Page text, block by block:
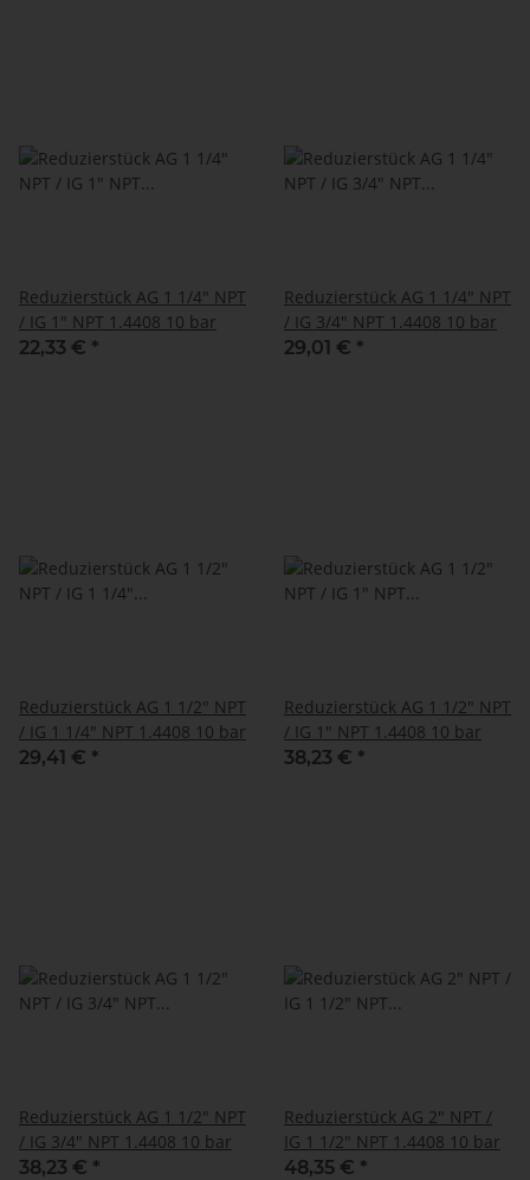
Reduzierstück AG 1 1/4" NPT
/ IG 1" NPT 1.4408 10 bar
22,33 € *
Reduzierstück AG 1 1/4" NPT
/ IG 3/4" NPT 1.4408 10 bar
29,01 € *
Reduzierstück AG 1 1/2" NPT
/ IG 1 1/4" NPT 1.4408 10 bar
29,41 € *
Reduzierstück AG 1 1/2" NPT
/ IG 1" NPT 1.4408 10 bar
38,23 € *
Reduzierstück AG 1 1/2" NPT
/ IG 3/4" NPT 1.4408 10 bar
38,23 € *
Reduzierstück AG 2" NPT /
IG 1 1/2" NPT 1.4408 10 bar
48,35 € *